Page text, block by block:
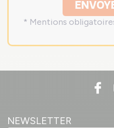
* Mentions
NEWSLETTER